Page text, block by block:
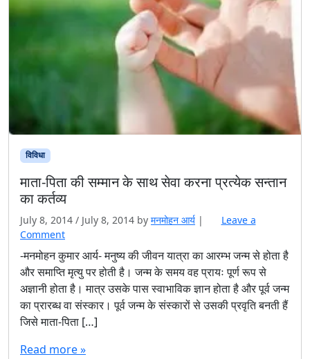
विविधा
माता-पिता की सम्मान के साथ सेवा करना प्रत्येक सन्तान
का कर्तव्य
July 8, 2014 / July 8, 2014 by मनमोहन आर्य |
Leave a
Comment
-मनमोहन कुमार आर्य- मनुष्य की जीवन यात्रा का आरम्भ जन्म से होता है
और समाप्ति मृत्यु पर होती है। जन्म के समय वह प्रायः पूर्ण रूप से
अज्ञानी होता है। मात्र उसके पास स्वाभाविक ज्ञान होता है और पूर्व जन्म
का प्रारब्ध वा संस्कार। पूर्व जन्म के संस्कारों से उसकी प्रवृति बनती हैं
जिसे माता-पिता […]
Read more »